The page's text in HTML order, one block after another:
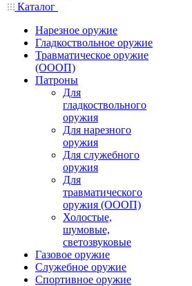
Каталог
Нарезное оружие
Гладкоствольное оружие
Травматическое оружие
(ОООП)
Патроны
Для
гладкоствольного
оружия
Для нарезного
оружия
Для служебного
оружия
Для
травматического
оружия (ОООП)
Холостые,
шумовые,
светозвуковые
Газовое оружие
Служебное оружие
Спортивное оружие